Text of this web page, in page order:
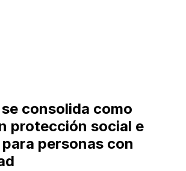
consolida como
protección social e
personas con